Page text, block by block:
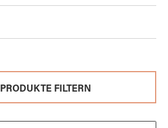
PRODUKTE FILTERN